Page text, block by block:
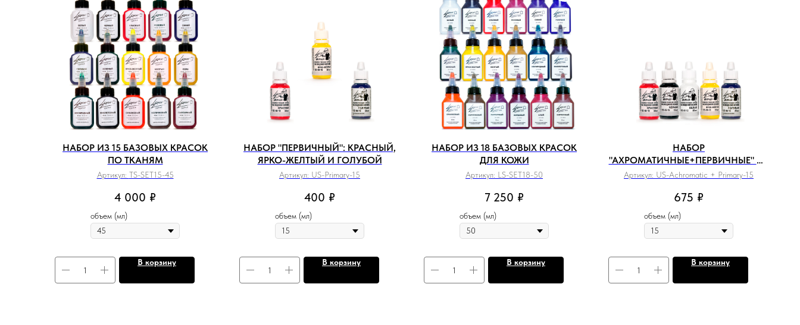
НАБОР ИЗ 15 БАЗОВЫХ КРАСОК
ПО ТКАНЯМ
Артикул: TS-SET15-45
4 000 ₽
объем (мл)
В корзину
НАБОР "ПЕРВИЧНЫЙ": КРАСНЫЙ,
ЯРКО-ЖЕЛТЫЙ И ГОЛУБОЙ
Артикул: US-Primary-15
400 ₽
объем (мл)
В корзину
НАБОР ИЗ 18 БАЗОВЫХ КРАСОК
ДЛЯ КОЖИ
Артикул: LS-SET18-50
7 250 ₽
объем (мл)
В корзину
НАБОР
"АХРОМАТИЧНЫЕ+ПЕРВИЧНЫЕ" ИЗ
5 БАЗОВЫХ ЦВЕТОВ
Артикул: US-Achromatic + Primary-15
675 ₽
объем (мл)
В корзину